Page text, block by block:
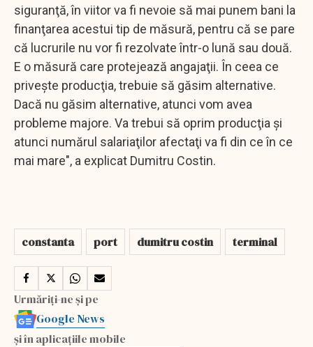
siguranţă, în viitor va fi nevoie să mai punem bani la
finanţarea acestui tip de măsură, pentru că se pare
că lucrurile nu vor fi rezolvate într-o lună sau două.
E o măsură care protejează angajaţii. În ceea ce
priveşte producţia, trebuie să găsim alternative.
Dacă nu găsim alternative, atunci vom avea
probleme majore. Va trebui să oprim producţia şi
atunci numărul salariaţilor afectaţi va fi din ce în ce
mai mare", a explicat Dumitru Costin.
constanta port dumitru costin terminal
Urmăriți-ne și pe
Google News
și în aplicațiile mobile